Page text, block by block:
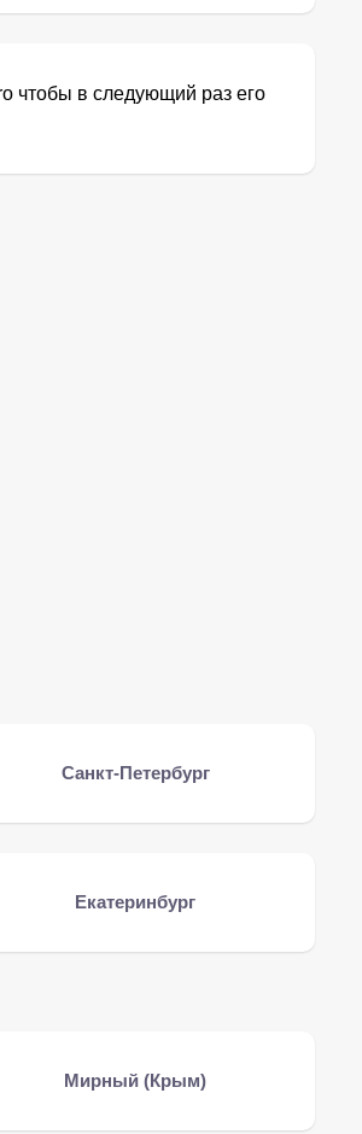
чтобы в следующий раз его
Санкт-Петербург
Екатеринбург
Мирный (Крым)